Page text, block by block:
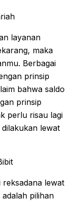
layanan
maka
Berbagai
prinsip
bahwa saldo
prinsip
perlu risau lagi
lewat
reksadana lewat
pilihan